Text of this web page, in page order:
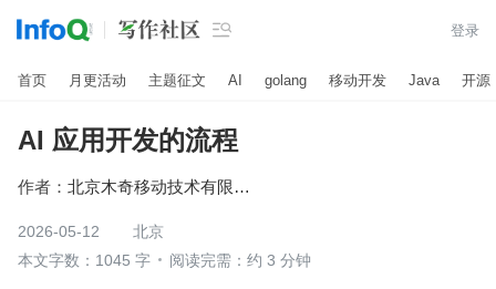
 登录
首页 月更活动 主题征文 AI golang 移动开发 Java 开源
AI 应用开发的流程
作者： 北京木奇移动技术有限公司
2026-05-12
北京
本文字数：1045 字
阅读完需：约 3 分钟